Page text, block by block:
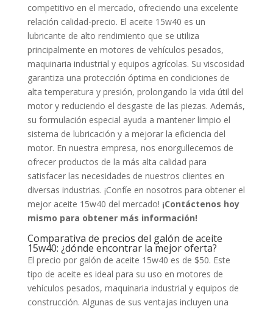
competitivo en el mercado, ofreciendo una excelente
relación calidad-precio. El aceite 15w40 es un
lubricante de alto rendimiento que se utiliza
principalmente en motores de vehículos pesados,
maquinaria industrial y equipos agrícolas. Su viscosidad
garantiza una protección óptima en condiciones de
alta temperatura y presión, prolongando la vida útil del
motor y reduciendo el desgaste de las piezas. Además,
su formulación especial ayuda a mantener limpio el
sistema de lubricación y a mejorar la eficiencia del
motor. En nuestra empresa, nos enorgullecemos de
ofrecer productos de la más alta calidad para
satisfacer las necesidades de nuestros clientes en
diversas industrias. ¡Confíe en nosotros para obtener el
mejor aceite 15w40 del mercado! ¡Contáctenos hoy
mismo para obtener más información!
Comparativa de precios del galón de aceite
15w40: ¿dónde encontrar la mejor oferta?
El precio por galón de aceite 15w40 es de $50. Este
tipo de aceite es ideal para su uso en motores de
vehículos pesados, maquinaria industrial y equipos de
construcción. Algunas de sus ventajas incluyen una